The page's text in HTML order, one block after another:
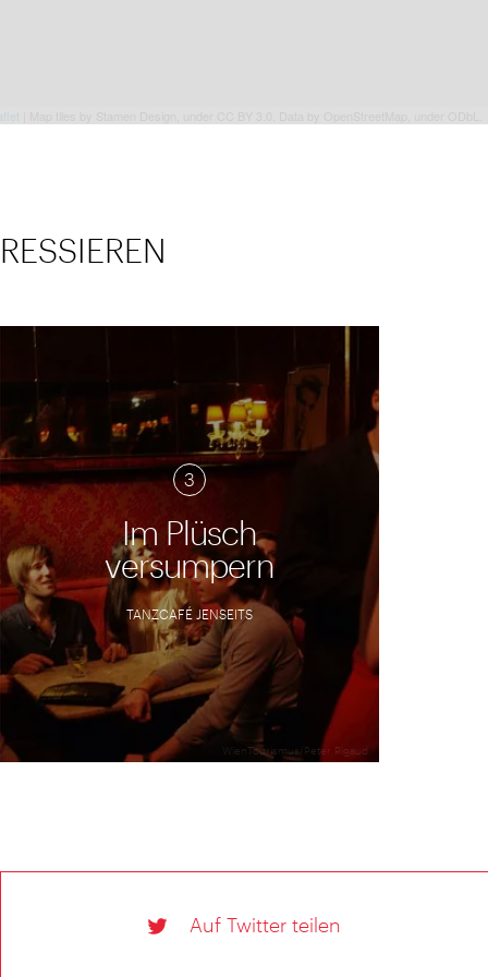
WienTourismus/Peter Rigaud
3
Im Plüsch
versumpern
TANZCAFÉ JENSEITS
Auf Twitter teilen